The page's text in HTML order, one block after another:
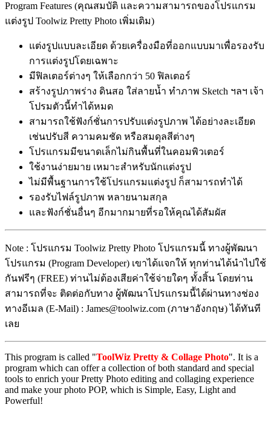
Program Features (คุณสมบัติ และความสามารถของโปรแกรม
แต่งรูป Toolwiz Pretty Photo เพิ่มเติม)
แต่งรูปแบบละเอียด ด้วยเครื่องมือที่ออกแบบมาเพื่อรองรับ
การแต่งรูปโดยเฉพาะ
มีฟิลเตอร์ต่างๆ ให้เลือกกว่า 50 ฟิลเตอร์
สร้างรูปภาพร่าง ดินสอ ใส่ลายน้ำ ทำภาพ Sketch ฯลฯ เจ้า
โปรมตัวนี้ทำได้หมด
สามารถใช้ฟังก์ชั่นการปรับแต่งรูปภาพ ได้อย่างละเอียด
เช่นปรับสี ความคมชัด หรือสมดุลสีต่างๆ
โปรแกรมมีขนาดเล็กไม่กินพื้นที่ในคอมพิวเตอร์
ใช้งานง่ายมาย เหมาะสำหรับนักแต่งรูป
ไม่มีพื้นฐานการใช้โปรแกรมแต่งรูป ก็สามารถทำได้
รองรับไฟล์รูปภาพ หลายนามสกุล
และฟังก์ชั่นอื่นๆ อีกมากมายที่รอให้คุณได้สัมผัส
Note : โปรแกรม Toolwiz Pretty Photo โปรแกรมนี้ ทางผู้พัฒนา
โปรแกรม (Program Developer) เขาได้แจกให้ ทุกท่านได้นำไปใช้
กันฟรีๆ (FREE) ท่านไม่ต้องเสียค่าใช้จ่ายใดๆ ทั้งสิ้น โดยท่าน
สามารถที่จะ ติดต่อกับทาง ผู้พัฒนาโปรแกรมนี้ได้ผ่านทางช่อง
ทางอีเมล (E-Mail) : James@toolwiz.com (ภาษาอังกฤษ) ได้ทันที
เลย
This program is called "ToolWiz Pretty & Collage Photo". It is a
program which can offer a collection of both standard and special
tools to enrich your Pretty Photo editing and collaging experience
and make your photo POP, which is Simple, Easy, Light and
Powerful!